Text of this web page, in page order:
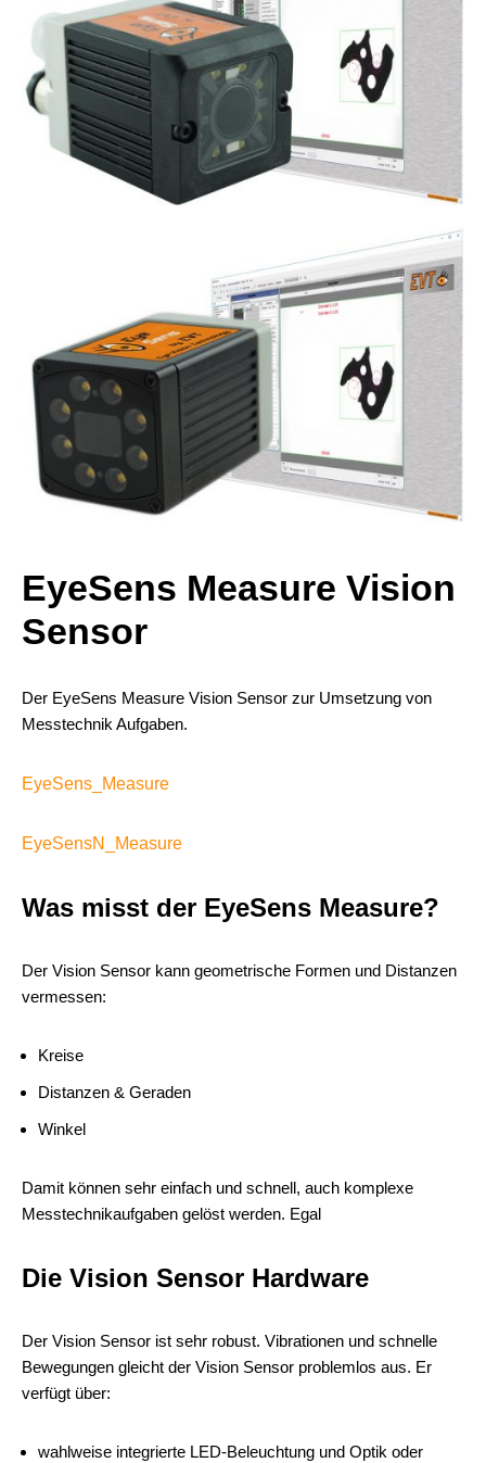
EyeSens Measure Vision
Sensor
Der EyeSens Measure Vision Sensor zur Umsetzung von
Messtechnik Aufgaben.
EyeSens_Measure
EyeSensN_Measure
Was misst der EyeSens Measure?
Der Vision Sensor kann geometrische Formen und Distanzen
vermessen:
Kreise
Distanzen & Geraden
Winkel
Damit können sehr einfach und schnell, auch komplexe
Messtechnikaufgaben gelöst werden. Egal
Die Vision Sensor Hardware
Der Vision Sensor ist sehr robust. Vibrationen und schnelle
Bewegungen gleicht der Vision Sensor problemlos aus. Er
verfügt über:
wahlweise integrierte LED-Beleuchtung und Optik oder